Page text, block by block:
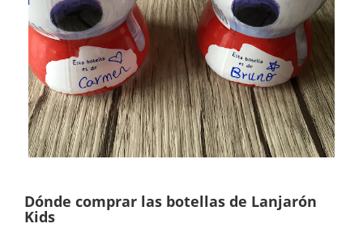
Dónde comprar las botellas de Lanjarón
Kids